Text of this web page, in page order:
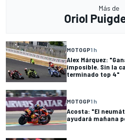
Más de
Oriol
MOTOGP1 h
Alex Márquez:
imposible. Sin la
terminado top 4"
MOTOGP1 h
Acosta: "El
ayudará mañana